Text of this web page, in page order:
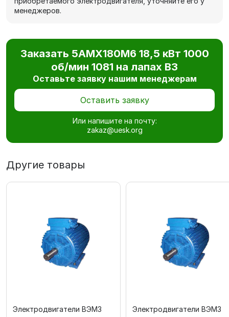
менеджеров.
Заказать 5АМХ180M6 18,5 кВт 1000
об/мин 1081 на лапах В3
Оставьте заявку нашим менеджерам
Оставить заявку
Или напишите на почту:
zakaz@uesk.org
Другие товары
Электродвигатели ВЭМЗ Электродвигатели ВЭМЗ